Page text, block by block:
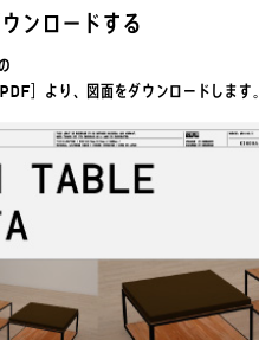
ンロードする
］より、図面をダウンロードします。